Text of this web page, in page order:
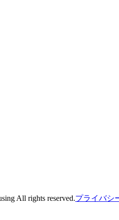
All rights reserved.プライバシ